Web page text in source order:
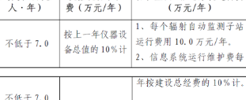
射性矿等）、日常核与
的基础条件。辐射环
的仪器设备的最低配备